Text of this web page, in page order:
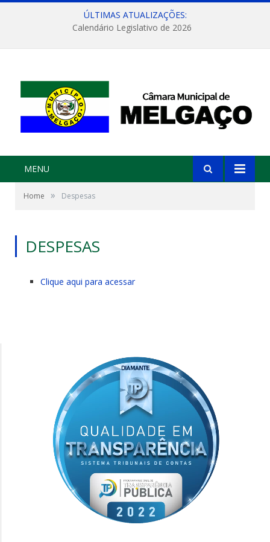
ÚLTIMAS ATUALIZAÇÕES:
Calendário Legislativo de 2026
MENU
Home » Despesas
DESPESAS
Clique aqui para acessar